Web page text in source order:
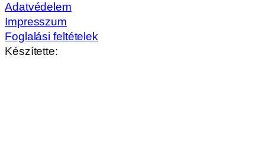
Adatvédelem
Impresszum
Foglalási feltételek
Készítette: